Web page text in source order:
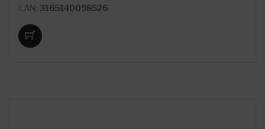
EAN: 3165140098526